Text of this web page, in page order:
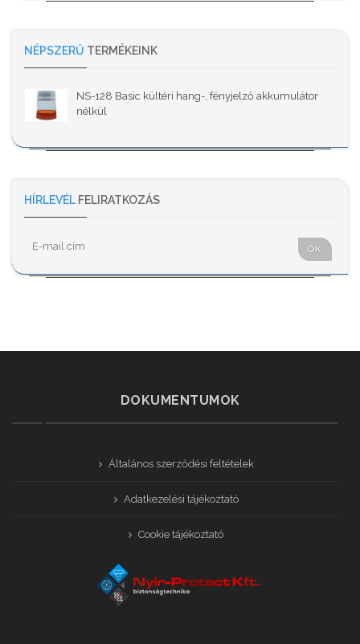
NÉPSZERŰ TERMÉKEINK
NS-128 Basic kültéri hang-, fényjelző akkumulátor
nélkül
HÍRLEVÉL FELIRATKOZÁS
OK
DOKUMENTUMOK
Általános szerződési feltételek
Adatkezelési tájékoztató
Cookie tájékoztató